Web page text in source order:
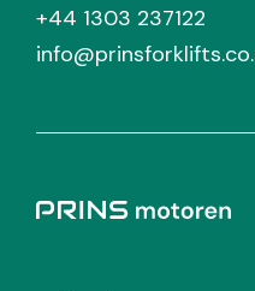
+44 1303 237122